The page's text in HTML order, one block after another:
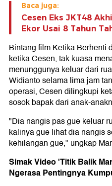
Baca juga:
Cesen Eks JKT48
Ekor Usai 8 Tahun
Bintang film Ketika Berhenti
ketika Cesen, tak kuasa
menunggunya keluar dari
Widianto selama lima jam
operasi, Cesen dilingkupi
sosok bapak dari anak-
"Dia nangis pas gue keluar
kalinya gue lihat dia nangis
kehilangan gue," ungkap
Simak Video 'Titik Balik
Ngerasa Pentingnya